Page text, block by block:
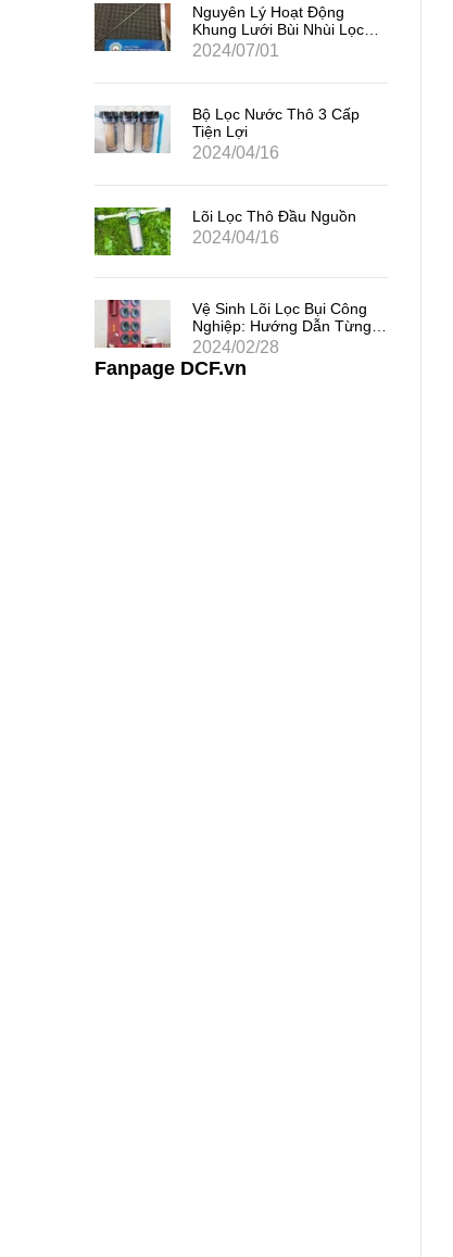
Nguyên Lý Hoạt Động
Khung Lưới Bùi Nhùi Lọc
Tách Hơi Dầu
2024/07/01
Bộ Lọc Nước Thô 3 Cấp
Tiện Lợi
2024/04/16
Lõi Lọc Thô Đầu Nguồn
2024/04/16
Vệ Sinh Lõi Lọc Bụi Công
Nghiệp: Hướng Dẫn Từng
Bước
2024/02/28
Fanpage DCF.vn